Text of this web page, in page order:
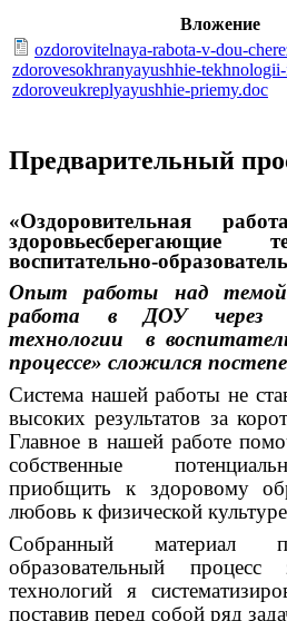
Вложение
ozdorovitelnaya-rabota-v-dou-
zdorovesokhranyayushhie-
zdoroveukreplyayushhie-priemy.doc
Предварительный
«Оздоровительная
воспитательно-
Опыт работы над темой:
работа в ДОУ через
технологии в
процессе» сложился
Система нашей работы не
высоких результатов за
Главное в нашей работе
собственные
приобщить к здоровому
любовь к физической
Собранный
образовательный процесс
технологий я
поставив перед собой ряд